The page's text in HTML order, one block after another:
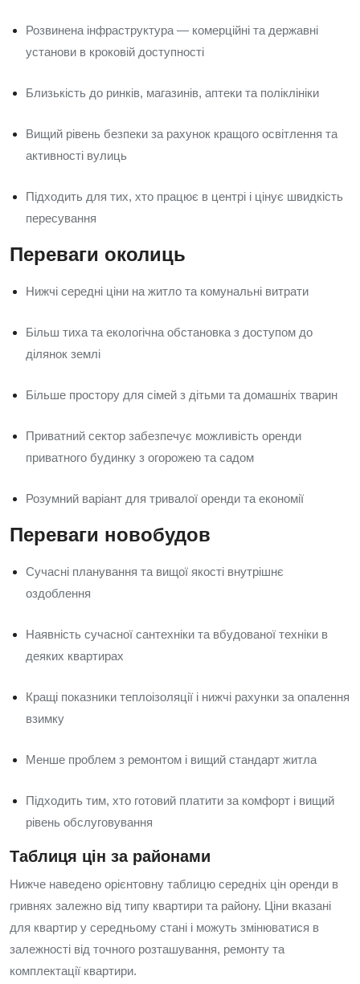
Розвинена інфраструктура — комерційні та державні
установи в кроковій доступності
Близькість до ринків, магазинів, аптеки та поліклініки
Вищий рівень безпеки за рахунок кращого освітлення та
активності вулиць
Підходить для тих, хто працює в центрі і цінує швидкість
пересування
Переваги околиць
Нижчі середні ціни на житло та комунальні витрати
Більш тиха та екологічна обстановка з доступом до
ділянок землі
Більше простору для сімей з дітьми та домашніх тварин
Приватний сектор забезпечує можливість оренди
приватного будинку з огорожею та садом
Розумний варіант для тривалої оренди та економії
Переваги новобудов
Сучасні планування та вищої якості внутрішнє
оздоблення
Наявність сучасної сантехніки та вбудованої техніки в
деяких квартирах
Кращі показники теплоізоляції і нижчі рахунки за опалення
взимку
Менше проблем з ремонтом і вищий стандарт житла
Підходить тим, хто готовий платити за комфорт і вищий
рівень обслуговування
Таблиця цін за районами
Нижче наведено орієнтовну таблицю середніх цін оренди в
гривнях залежно від типу квартири та району. Ціни вказані
для квартир у середньому стані і можуть змінюватися в
залежності від точного розташування, ремонту та
комплектації квартири.